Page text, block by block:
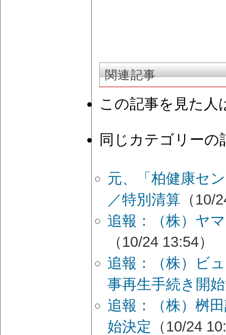
関連記事
この記事を見た人
同じカテゴリーの
元、「柏健康セ
／特別清算 （10/
追報：（株）ヤ
（10/24 13:54）
追報：（株）ビ
事再生手続き開
追報：（株）桝
始決定 （10/24